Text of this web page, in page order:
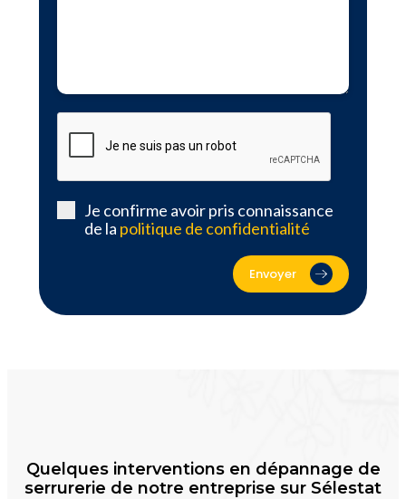
Je confirme avoir pris connaissance
de la politique de confidentialité
Envoyer
Quelques interventions en dépannage de
serrurerie de notre entreprise sur Sélestat